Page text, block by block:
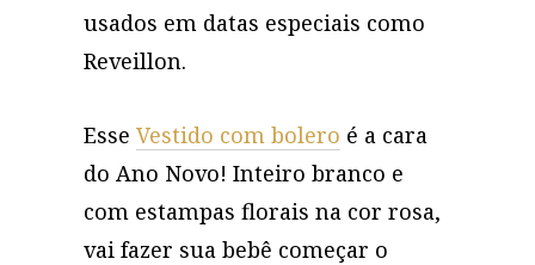
usados em datas especiais como
Reveillon.
Esse Vestido com bolero é a cara
do Ano Novo! Inteiro branco e
com estampas florais na cor rosa,
vai fazer sua bebê começar o